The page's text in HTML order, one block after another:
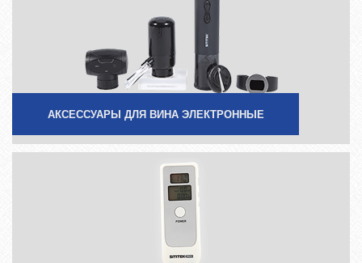
АКСЕССУАРЫ ДЛЯ ВИНА ЭЛЕКТРОННЫЕ